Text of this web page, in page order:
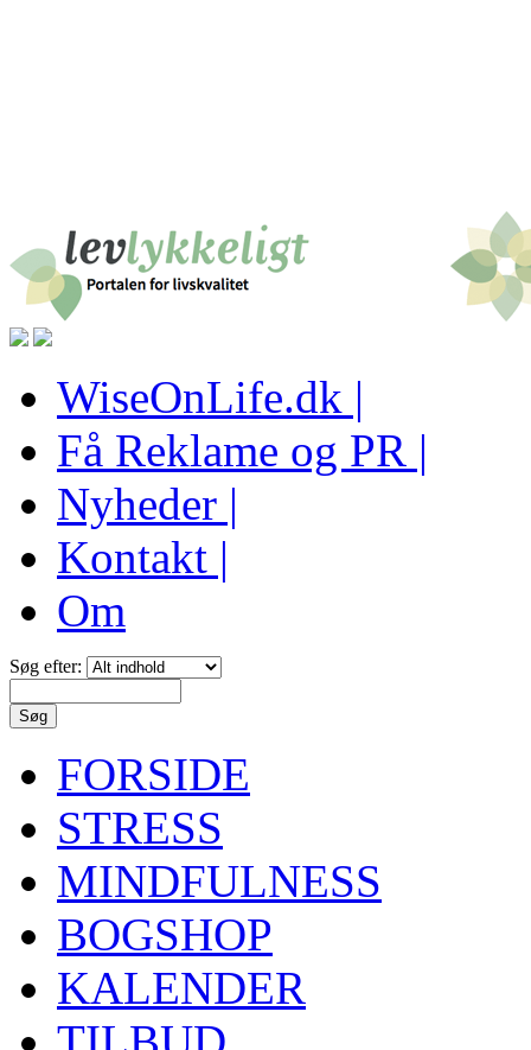
WiseOnLife.dk |
Få Reklame og PR |
Nyheder |
Kontakt |
Om
Søg efter:
FORSIDE
STRESS
MINDFULNESS
BOGSHOP
KALENDER